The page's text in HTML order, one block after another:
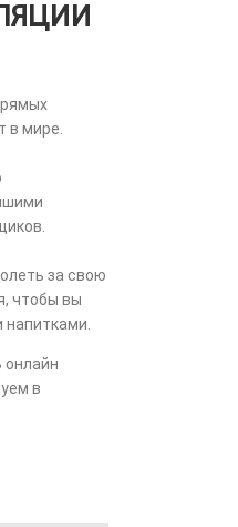
в мире.
за свою
чтобы вы
напитками.
онлайн
в